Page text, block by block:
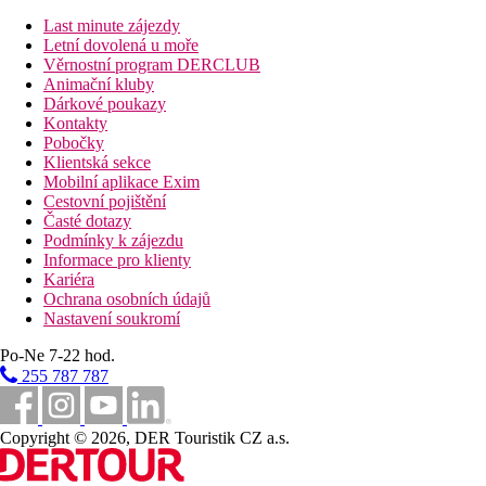
Vzdálenosti
410 km
Praha
365 km
Brno
305 km
Bratislava
Fotogalerie
Last minute zájezdy
Letní dovolená u moře
Věrnostní program DERCLUB
Animační kluby
Dárkové poukazy
Kontakty
Pobočky
Klientská sekce
Mobilní aplikace Exim
Cestovní pojištění
Časté dotazy
Podmínky k zájezdu
Informace pro klienty
Kariéra
Ochrana osobních údajů
Nastavení soukromí
Po-Ne 7-22 hod.
255 787 787
Copyright © 2026, DER Touristik CZ a.s.